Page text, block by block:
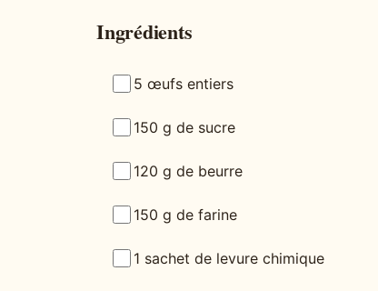
Ingrédients
5 œufs entiers
150 g de sucre
120 g de beurre
150 g de farine
1 sachet de levure chimique